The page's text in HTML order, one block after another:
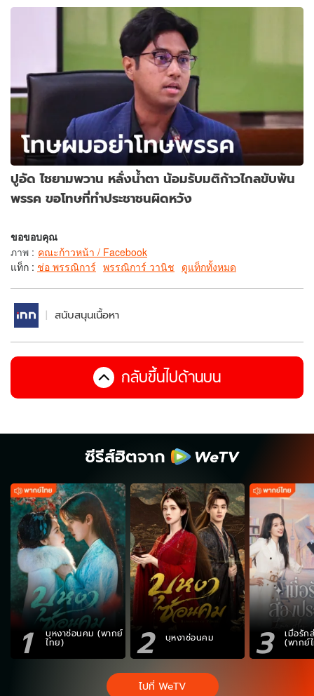
ปูอัด ไชยามพวาน หลั่งน้ำตา น้อมรับมติก้าวไกลขับพ้น
พรรค ขอโทษที่ทำประชาชนผิดหวัง
ขอขอบคุณ
ภาพ : คณะก้าวหน้า / Facebook
แท็ก : ช่อ พรรณิการ์ พรรณิการ์ วานิช ดูแท็กทั้งหมด
สนับสนุนเนื้อหา
กลับขึ้นไปด้านบน
ซีรีส์ฮิตจาก
1 บุหงาซ่อนคม (พากย์
ไทย) 2 บุหงาซ่อนคม 3 เมื่อรัก
(พากย์
ไปที่ WeTV